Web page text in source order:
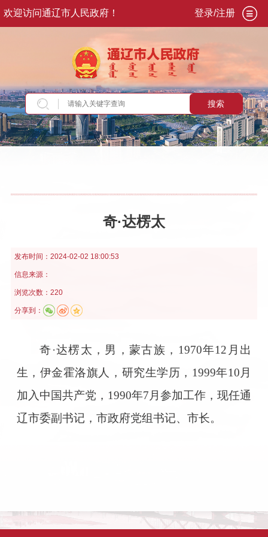
欢迎访问通辽市人民政府！ 登录/注册
搜索
当前位置：首页>政务公开>市政府>市政府领
奇·达楞太
发布时间： 2024-02-02 18:00:53
信息来源：
浏览次数：220
分享到：
奇·达楞太，男，蒙古族，1970年12月出
生，伊金霍洛旗人，研究生学历，1999年10月
加入中国共产党，1990年7月参加工作，现任通
辽市委副书记，市政府党组书记、市长。